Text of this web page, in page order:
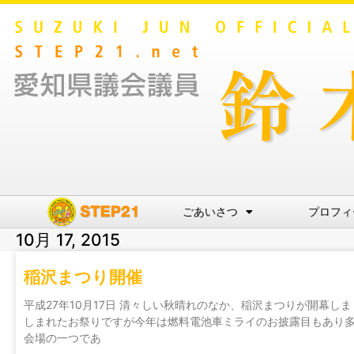
ごあいさつ プロフ
10月 17, 2015
稲沢まつり開催
平成27年10月17日 清々しい秋晴れのなか、稲沢まつりが開幕し
しまれたお祭りですが今年は燃料電池車ミライのお披露目もあり
会場の一つであ